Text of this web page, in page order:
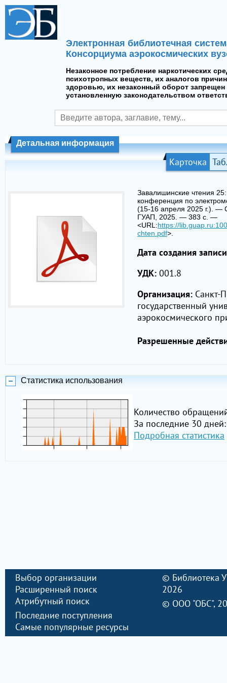
Электронная библиотечная
Консорциума аэрокосмических
Незаконное потребление наркотических
психотропных веществ, их аналогов
здоровью, их незаконный оборот запрещен
установленную законодательством
Детальная информация
Карточка
Завалишинские чтения
конференция по
(15-16 апреля 2025 г.). —
ГУАП, 2025. — 383 с. —
<URL:https://
chten.pdf>.
Дата создания
УДК: 001.8
Организация: Санкт-
государственный
аэрокосмического
Разрешенные
Статистика использования
Количество
За последние 30
Подробная статистика
Выбор организации
Расширенный поиск
Атрибутный поиск
Последние поступления
Самые популярные ресурсы
© Библиотека
2026
© ООО "ОБС",